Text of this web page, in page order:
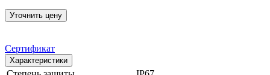
Уточнить цену
Сертификат
Характеристики